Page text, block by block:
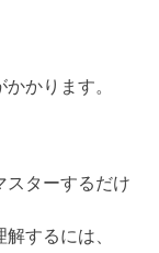
かります。
スターするだけ
するには、